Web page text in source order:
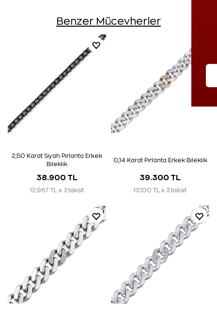
Benzer Mücevherler
2,50 Karat Siyah Pırlanta Erkek
Bileklik
38.900 TL
12.967 TL x 3 taksit
0,14 Karat Pırlanta Erkek Bileklik
39.300 TL
13.100 TL x 3 taksit